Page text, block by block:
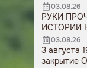
03.08.26
РУКИ
ИСТОРИИ
03.08.26
3 августа
закрытие